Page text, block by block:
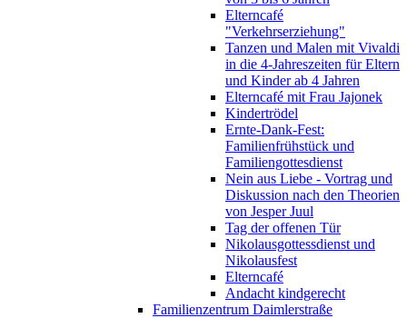
Elterncafé
"Verkehrserziehung"
Tanzen und Malen mit Vivaldi
in die 4-Jahreszeiten für Eltern
und Kinder ab 4 Jahren
Elterncafé mit Frau Jajonek
Kindertrödel
Ernte-Dank-Fest:
Familienfrühstück und
Familiengottesdienst
Nein aus Liebe - Vortrag und
Diskussion nach den Theorien
von Jesper Juul
Tag der offenen Tür
Nikolausgottessdienst und
Nikolausfest
Elterncafé
Andacht kindgerecht
Familienzentrum Daimlerstraße